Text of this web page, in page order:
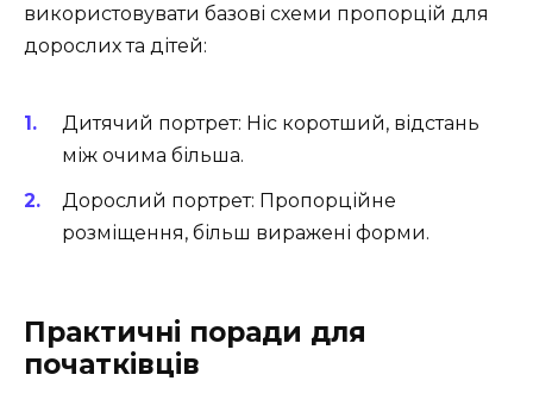
використовувати базові схеми пропорцій для
дорослих та дітей:
Дитячий портрет: Ніс коротший, відстань
між очима більша.
Дорослий портрет: Пропорційне
розміщення, більш виражені форми.
Практичні поради для
початківців